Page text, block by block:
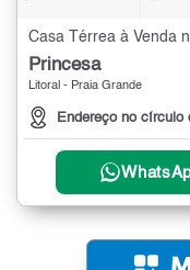
Casa Térrea à Venda
Princesa
Litoral - Praia Grande
Endereço no círculo